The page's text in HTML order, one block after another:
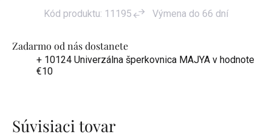
Zadarmo od nás dostanete
+ 10124 Univerzálna šperkovnica MAJYA v hodnote
€10
Kód produktu: 11195 Výmena do 66 dní
Súvisiaci tovar